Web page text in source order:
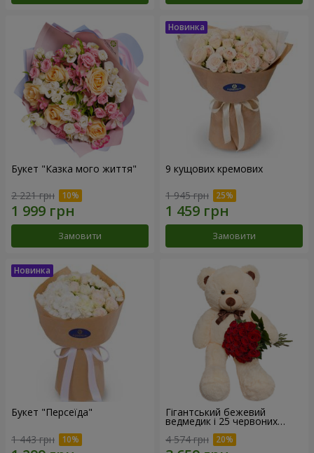
Букет "Казка мого життя"
2 221 грн
Замовити
9 кущових кремових
1 945 грн
Замовити
Букет "Персеїда"
1 443 грн
Гігантський бежевий
ведмедик і 25 червоних
троянд
4 574 грн